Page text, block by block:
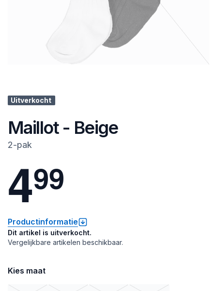
Uitverkocht
Maillot - Beige
2-pak
499
Productinformatie
Dit artikel is uitverkocht.
Vergelijkbare artikelen beschikbaar.
Kies maat